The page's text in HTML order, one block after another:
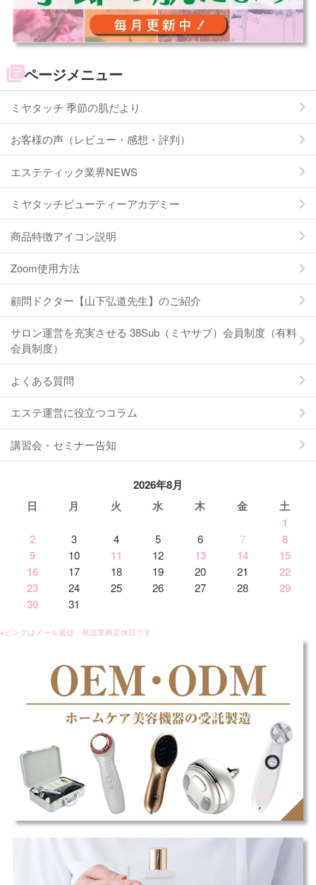
ページメニュー
ミヤタッチ 季節の肌だより
お客様の声（レビュー・感想・評判）
エステティック業界NEWS
ミヤタッチビューティーアカデミー
商品特徴アイコン説明
Zoom使用方法
顧問ドクター【山下弘道先生】のご紹介
サロン運営を充実させる 38Sub（ミヤサブ）会員制度（有料
会員制度）
よくある質問
エステ運営に役立つコラム
講習会・セミナー告知
2026年8月
日
月 火 水 木 金
土
1
2
3 4 5 6 7
8
9
10 11 12 13 14
15
16
17 18 19 20 21
22
23
24 25 26 27 28
29
30
31